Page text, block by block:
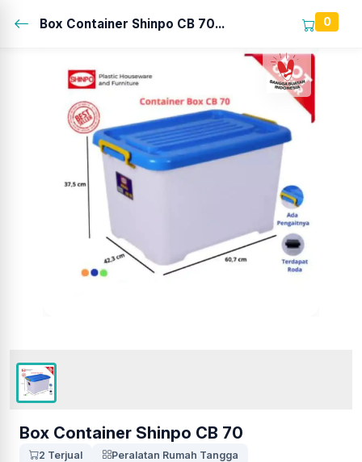
Box Container Shinpo CB 70... 0
Box Container Shinpo CB 70
2 Terjual
Peralatan Rumah Tangga